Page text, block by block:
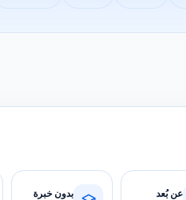
عن بُعد بدون خبرة